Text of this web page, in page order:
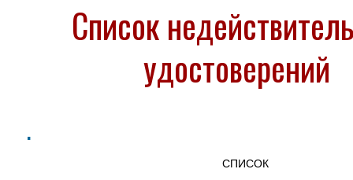
Список
удостоверений
.
СПИСОК